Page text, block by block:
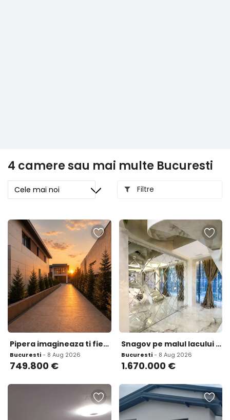
4 camere sau mai multe Bucuresti
Filtre
Pipera imagineaza ti fiecare apus de aici vila deosebita
Bucuresti- 8 Aug 2026
749.800 €
Snagov pe malul lacului unde luxul devine cotidian
Bucuresti- 8 Aug 2026
1.670.000 €